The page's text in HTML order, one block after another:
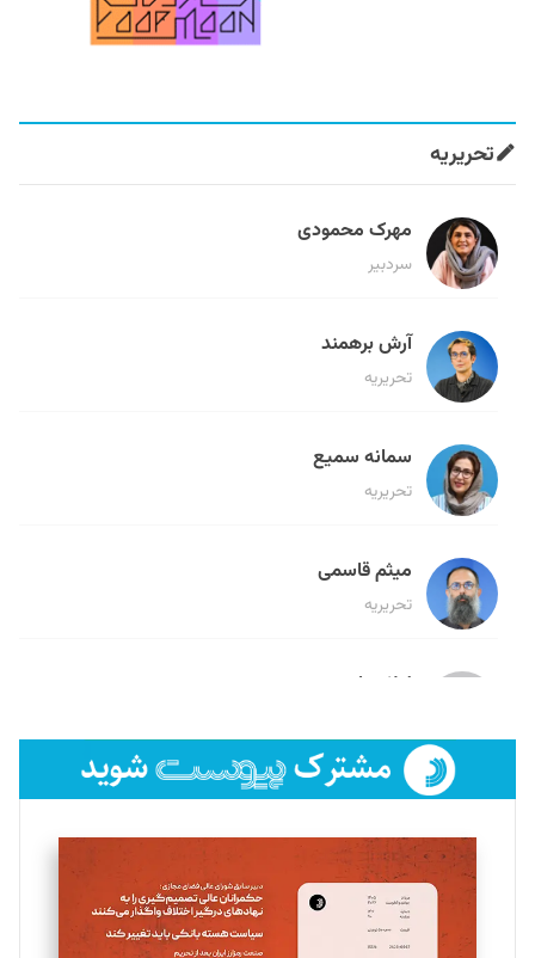
تحریریه
مهرک محمودی
سردبیر
آرش برهمند
تحریریه
سمانه سمیع
تحریریه
میثم قاسمی
تحریریه
لیلا حنارود
فائزه فتحی رستمی
تحریریه
سروش کرمیان
تحریریه